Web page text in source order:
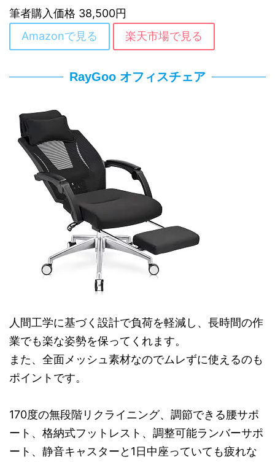
筆者購入価格 38,500円
Amazonで見る
楽天市場で見る
RayGoo オフィスチェア
人間工学に基づく設計で負荷を軽減し、長時間の作
業でも楽な姿勢を保ってくれます。
また、全面メッシュ素材なのでムレずに使えるのも
ポイントです。
170度の無段階リクライニング、調節できる腰サポ
ート、格納式フットレスト、調整可能ランバーサポ
ート、静音キャスターと1日中座っていても疲れな